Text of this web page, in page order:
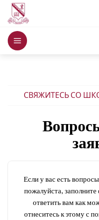
СВЯЖИТЕСЬ СО
Если у вас есть
пожалуйста,
ответить вам как
отнеситесь к этому с